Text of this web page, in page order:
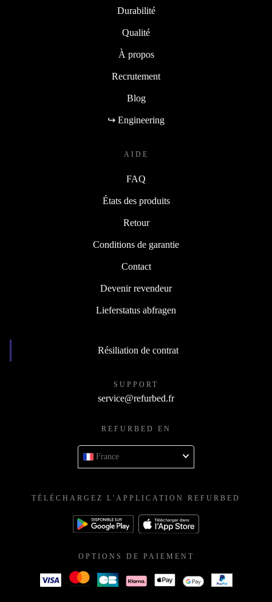
Durabilité
Qualité
À propos
Recrutement
Blog
↪ Engineering
AIDE
FAQ
États des produits
Retour
Conditions de garantie
Contact
Devenir revendeur
Lieferstatus abfragen
Résiliation de contrat
SUPPORT
service@refurbed.fr
REFURBED EN
France
TÉLÉCHARGEZ L'APPLICATION REFURBED
OPTIONS DE PAIEMENT